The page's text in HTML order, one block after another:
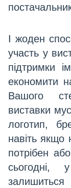
І жоден
участь у
підтримки
економити
Вашого
виставки
логотип,
навіть
потрібен
сьогодні,